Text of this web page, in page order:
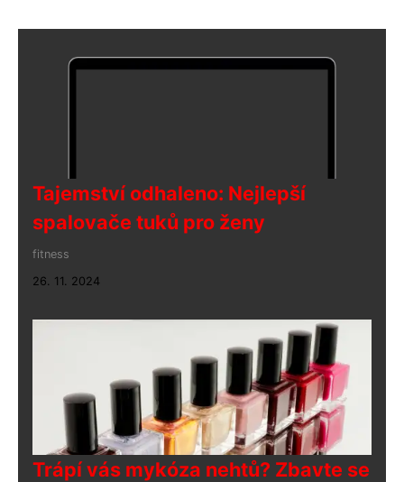
Tajemství odhaleno: Nejlepší
spalovače tuků pro ženy
fitness
26. 11. 2024
Trápí vás mykóza nehtů? Zbavte se